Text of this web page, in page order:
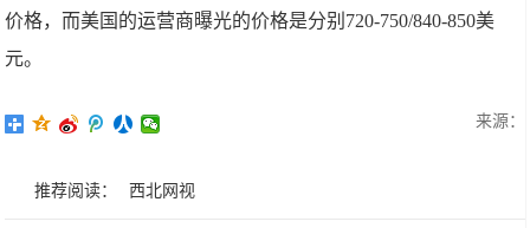
价格，而美国的运营商曝光的价格是分别720-750/840-850美
元。
来源：
推荐阅读： 西北网视